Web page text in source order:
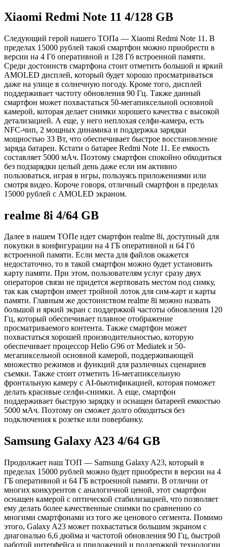
Xiaomi Redmi Note 11 4/128 GB
Следующий герой нашего ТОПа — Xiaomi Redmi Note 11. В
пределах 15000 рублей такой смартфон можно приобрести в
версии на 4 Гб оперативной и 128 Гб встроенной памяти.
Среди достоинств смартфона стоит отметить большой и яркий
AMOLED дисплей, который будет хорошо просматриваться
даже на улице в солнечную погоду. Кроме того, дисплей
поддерживает частоту обновления 90 Гц. Также данный
смартфон может похвастаться 50-мегапиксельной основной
камерой, которая делает снимки хорошего качества с высокой
детализацией. А еще, у него неплохая селфи-камера, есть
NFC-чип, 2 мощных динамика и поддержка зарядки
мощностью 33 Вт, что обеспечивает быстрое восстановление
заряда батареи. Кстати о батарее Redmi Note 11. Ее емкость
составляет 5000 мАч. Поэтому смартфон спокойно обходиться
без подзарядки целый день даже если им активно
пользоваться, играя в игры, пользуясь приложениями или
смотря видео. Короче говоря, отличный смартфон в пределах
15000 рублей с AMOLED экраном.
realme 8i 4/64 GB
Далее в нашем ТОПе идет смартфон realme 8i, доступный для
покупки в конфигурации на 4 ГБ оперативной и 64 Гб
встроенной памяти. Если места для файлов окажется
недостаточно, то в такой смартфон можно будет установить
карту памяти. При этом, пользователям услуг сразу двух
операторов связи не придется жертвовать местом под симку,
так как смартфон имеет тройной лоток для сим-карт и карты
памяти. Главным же достоинством realme 8i можно назвать
большой и яркий экран с поддержкой частоты обновления 120
Гц, который обеспечивает плавное отображение
просматриваемого контента. Также смартфон может
похвастаться хорошей производительностью, которую
обеспечивает процессор Helio G96 от Mediatek и 50-
мегапиксельной основной камерой, поддерживающей
множество режимов и функций для различных сценариев
съемки. Также стоит отметить 16-мегапиксельную
фронтальную камеру с AI-бьютификацией, которая поможет
делать красивые селфи-снимки. А еще, смартфон
поддерживает быструю зарядку и оснащен батареей емкостью
5000 мАч. Поэтому он сможет долго обходиться без
подключения к розетке или повербанку.
Samsung Galaxy A23 4/64 GB
Продолжает наш ТОП — Samsung Galaxy A23, который в
пределах 15000 рублей можно будет приобрести в версии на 4
ГБ оперативной и 64 ГБ встроенной памяти. В отличии от
многих конкурентов с аналогичной ценой, этот смартфон
оснащен камерой с оптической стабилизацией, что позволяет
ему делать более качественные снимки по сравнению со
многими смартфонами из того же ценового сегмента. Помимо
этого, Galaxy A23 может похвастаться большим экраном с
диагональю 6,6 дюйма и частотой обновления 90 Гц, быстрой
работой интерфейса и приложений и поддержкой технологии